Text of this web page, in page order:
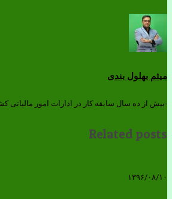
میثم بهلول بندی
-بیش از ده سال سابقه کار در ادارات امور مالیاتی
Related posts
۱۳۹۶/۰۸/۱۰